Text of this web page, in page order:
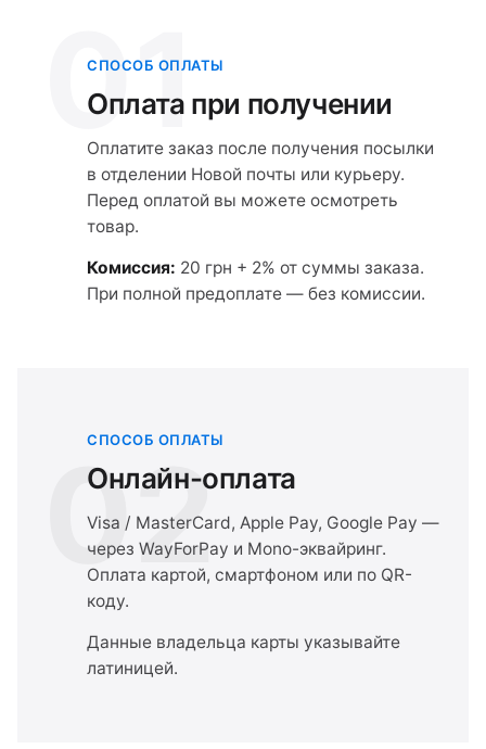
01
СПОСОБ ОПЛАТЫ
Оплата при получении
Оплатите заказ после получения посылки
в отделении Новой почты или курьеру.
Перед оплатой вы можете осмотреть
товар.
Комиссия: 20 грн + 2% от суммы заказа.
При полной предоплате — без комиссии.
02
СПОСОБ ОПЛАТЫ
Онлайн-оплата
Visa / MasterCard, Apple Pay, Google Pay —
через WayForPay и Mono-эквайринг.
Оплата картой, смартфоном или по QR-
коду.
Данные владельца карты указывайте
латиницей.